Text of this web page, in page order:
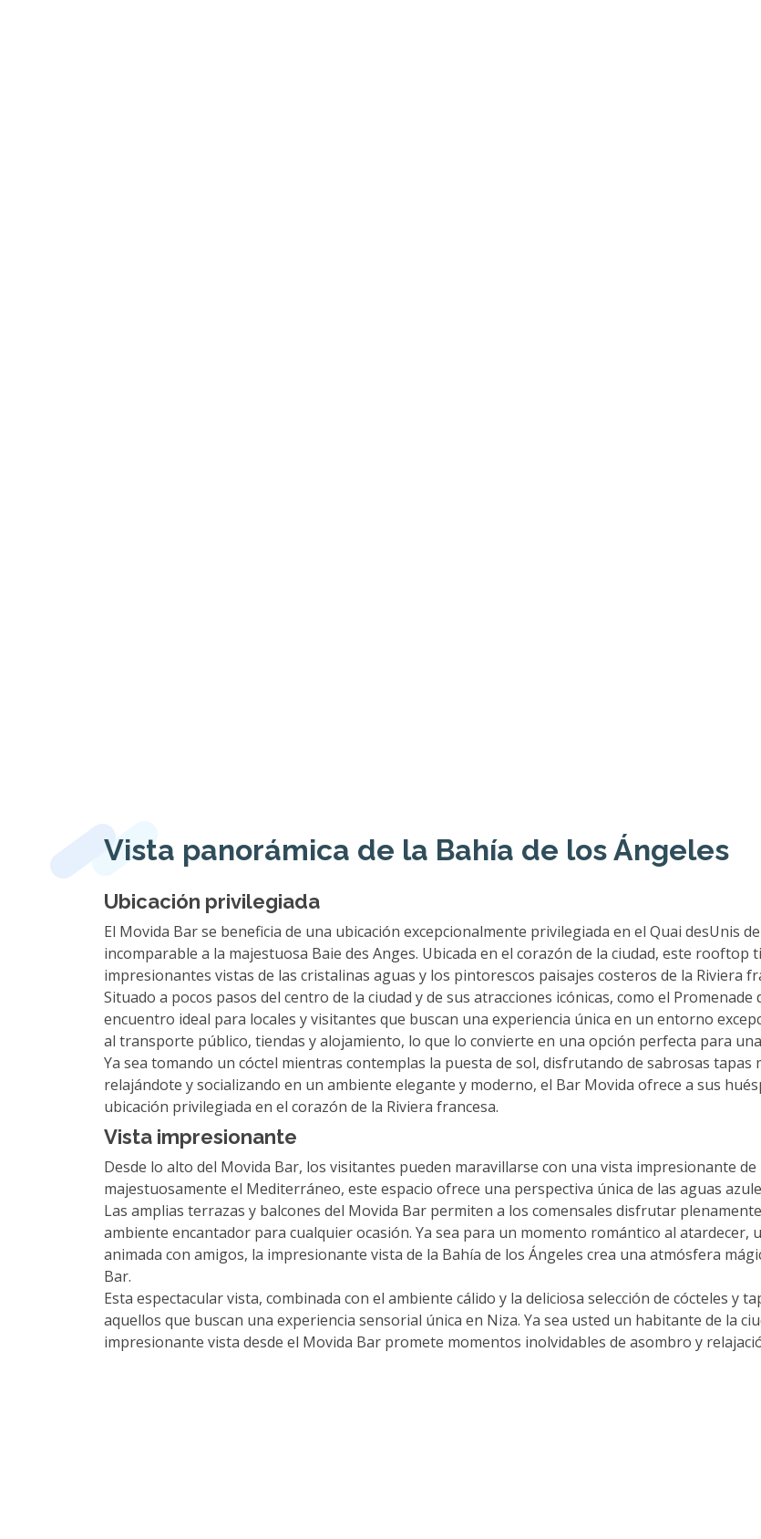
Vista panorámica de la Bahía de los Ángeles
Ubicación privilegiada
El Movida Bar se beneficia de una ubicación excepcionalmente privilegiada en el Quai desUnis
incomparable a la majestuosa Baie des Anges. Ubicada en el corazón de la ciudad, este
impresionantes vistas de las cristalinas aguas y los pintorescos paisajes costeros de la Riviera
Situado a pocos pasos del centro de la ciudad y de sus atracciones icónicas, como el
encuentro ideal para locales y visitantes que buscan una experiencia única en un entorno
al transporte público, tiendas y alojamiento, lo que lo convierte en una opción perfecta para
Ya sea tomando un cóctel mientras contemplas la puesta de sol, disfrutando de sabrosas
relajándote y socializando en un ambiente elegante y moderno, el Bar Movida ofrece a sus
ubicación privilegiada en el corazón de la Riviera francesa.
Vista impresionante
Desde lo alto del Movida Bar, los visitantes pueden maravillarse con una vista impresionante
majestuosamente el Mediterráneo, este espacio ofrece una perspectiva única de las aguas
Las amplias terrazas y balcones del Movida Bar permiten a los comensales disfrutar
ambiente encantador para cualquier ocasión. Ya sea para un momento romántico al atardecer,
animada con amigos, la impresionante vista de la Bahía de los Ángeles crea una atmósfera
Bar.
Esta espectacular vista, combinada con el ambiente cálido y la deliciosa selección de cócteles y
aquellos que buscan una experiencia sensorial única en Niza. Ya sea usted un habitante de la
impresionante vista desde el Movida Bar promete momentos inolvidables de asombro y